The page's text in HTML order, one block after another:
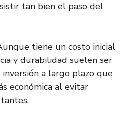
tan bien el paso del
tiene un costo inicial
y durabilidad suelen ser
inversión a largo plazo que
económica al evitar